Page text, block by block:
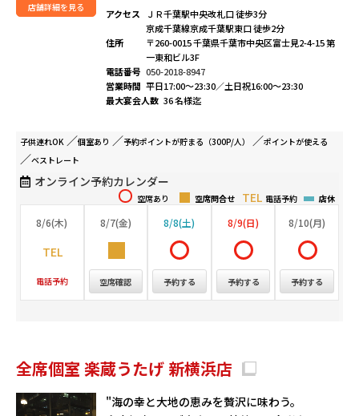
店舗詳細を見る
アクセス
ＪＲ千葉駅中央改札口 徒歩3分
京成千葉線京成千葉駅東口 徒歩2分
住所
〒260-0015 千葉県千葉市中央区富士見2-4-15 第
一東和ビル3F
電話番号 050-2018-8947
営業時間 平日17:00～23:30／土日祝16:00～23:30
最大宴会人数 36 名様迄
子供連れOK 個室あり 予約ポイントが貯まる（300P/人） ポイントが使える
ベストレート
オンライン予約カレンダー
店休
電話予約
空席問合せ
空席あり
8/6(木)
電話予約
8/7(金)
空席確認
8/8(土)
予約する
8/9(日)
予約する
8/10(月)
予約する
全席個室 楽蔵うたげ 新横浜店
"海の幸と大地の恵みを贅沢に味わう。